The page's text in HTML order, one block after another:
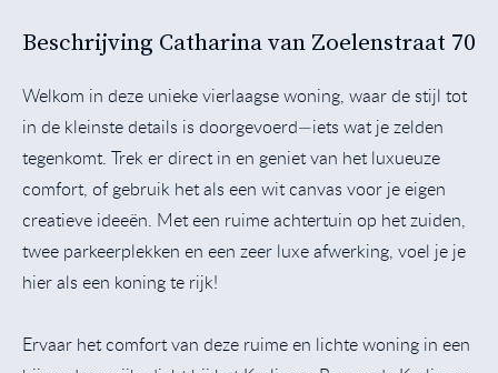
Beschrijving Catharina van Zoelenstraat 70
Welkom in deze unieke vierlaagse woning, waar de stijl tot
in de kleinste details is doorgevoerd—iets wat je zelden
tegenkomt. Trek er direct in en geniet van het luxueuze
comfort, of gebruik het als een wit canvas voor je eigen
creatieve ideeën. Met een ruime achtertuin op het zuiden,
twee parkeerplekken en een zeer luxe afwerking, voel je je
hier als een koning te rijk!
Ervaar het comfort van deze ruime en lichte woning in een